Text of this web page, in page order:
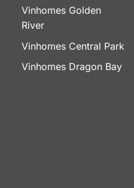
Vinhomes Golden
River
Vinhomes Central Park
Vinhomes Dragon Bay